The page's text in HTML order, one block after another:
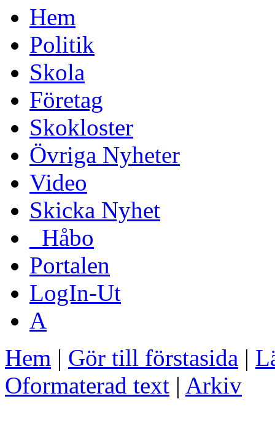
Hem
Politik
Skola
Företag
Skokloster
Övriga Nyheter
Video
Skicka Nyhet
_Håbo
Portalen
LogIn-Ut
A
Hem | Gör till förstasida |
Oformaterad text | Arkiv